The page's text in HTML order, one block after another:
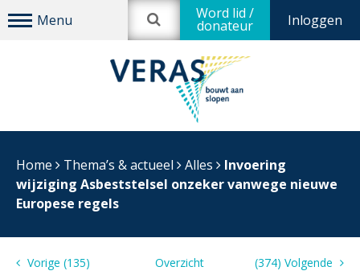
Inloggen
Word lid /
donateur
Home Thema’s & actueel Alles
Invoering
wijziging Asbeststelsel onzeker vanwege nieuwe
Europese regels
Vorige (135) Overzicht (374) Volgende